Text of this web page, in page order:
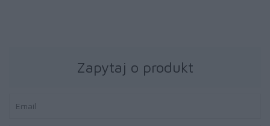
Zapytaj o produkt